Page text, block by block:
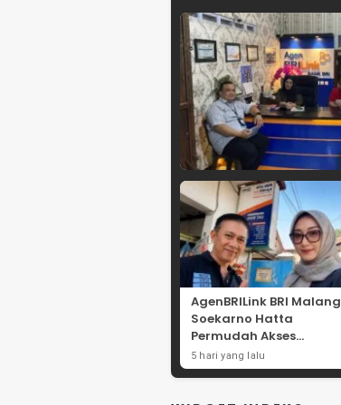
AgenBRILink BRI Malang
Soekarno Hatta
Permudah Akses
Layanan Keuangan
Masyarakat
5 hari yang lalu